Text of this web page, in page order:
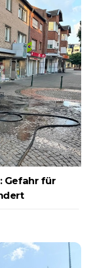
Gefahr für